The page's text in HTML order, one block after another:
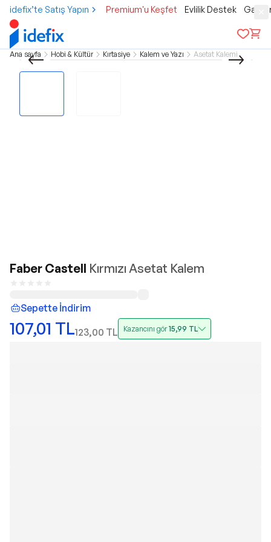
idefix’te Satış Yapın Premium'u Keşfet Evlilik Destek
Ana sayfa Hobi & Kültür Kırtasiye Kalem ve Yazı Asetat Kalemi
Faber Castell Kırmızı Asetat Kalem
Sepette İndirim
107,01 TL123,00 TL Kazancını gör15,99 TL